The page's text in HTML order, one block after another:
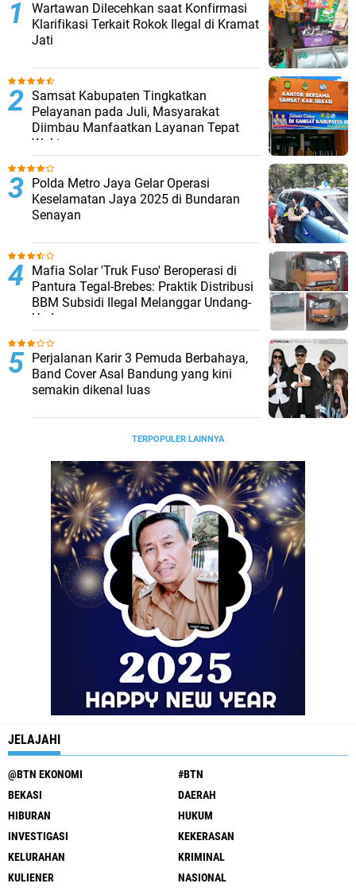
Wartawan Dilecehkan saat Konfirmasi
Klarifikasi Terkait Rokok Ilegal di Kramat
Jati
Samsat Kabupaten Tingkatkan
Pelayanan pada Juli, Masyarakat
Diimbau Manfaatkan Layanan Tepat
Waktu
Polda Metro Jaya Gelar Operasi
Keselamatan Jaya 2025 di Bundaran
Senayan
Mafia Solar 'Truk Fuso' Beroperasi di
Pantura Tegal-Brebes: Praktik Distribusi
BBM Subsidi Ilegal Melanggar Undang-
Undang
Perjalanan Karir 3 Pemuda Berbahaya,
Band Cover Asal Bandung yang kini
semakin dikenal luas
TERPOPULER LAINNYA
JELAJAHI
@BTN EKONOMI
#BTN
BEKASI
DAERAH
HIBURAN
HUKUM
INVESTIGASI
KEKERASAN
KELURAHAN
KRIMINAL
KULIENER
NASIONAL